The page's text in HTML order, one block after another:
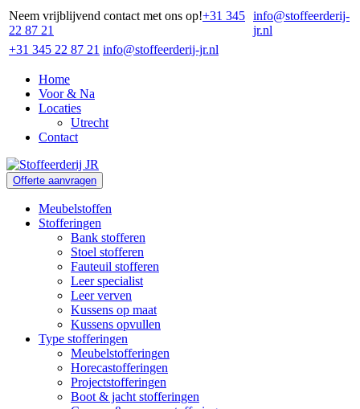
Neem vrijblijvend contact met ons op!+31 345
22 87 21
info@stoffeerderij-
jr.nl
+31 345 22 87 21 info@stoffeerderij-jr.nl
Home
Voor & Na
Locaties
Utrecht
Contact
Offerte aanvragen
Meubelstoffen
Stofferingen
Bank stofferen
Stoel stofferen
Fauteuil stofferen
Leer specialist
Leer verven
Kussens op maat
Kussens opvullen
Type stofferingen
Meubelstofferingen
Horecastofferingen
Projectstofferingen
Boot & jacht stofferingen